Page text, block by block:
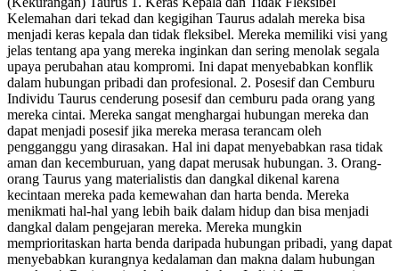
Kelemahan dari tekad dan kegigihan Taurus adalah mereka bisa
menjadi keras kepala dan tidak fleksibel. Mereka memiliki visi yang
jelas tentang apa yang mereka inginkan dan sering menolak segala
upaya perubahan atau kompromi. Ini dapat menyebabkan konflik
dalam hubungan pribadi dan profesional. 2. Posesif dan Cemburu
Individu Taurus cenderung posesif dan cemburu pada orang yang
mereka cintai. Mereka sangat menghargai hubungan mereka dan
dapat menjadi posesif jika mereka merasa terancam oleh
pengganggu yang dirasakan. Hal ini dapat menyebabkan rasa tidak
aman dan kecemburuan, yang dapat merusak hubungan. 3. Orang-
orang Taurus yang materialistis dan dangkal dikenal karena
kecintaan mereka pada kemewahan dan harta benda. Mereka
menikmati hal-hal yang lebih baik dalam hidup dan bisa menjadi
dangkal dalam pengejaran mereka. Mereka mungkin
memprioritaskan harta benda daripada hubungan pribadi, yang dapat
menyebabkan kurangnya kedalaman dan makna dalam hubungan